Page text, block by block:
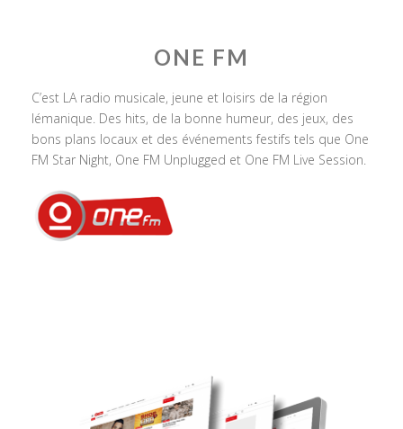
ONE FM
C’est LA radio musicale, jeune et loisirs de la région
lémanique. Des hits, de la bonne humeur, des jeux, des
bons plans locaux et des événements festifs tels que One
FM Star Night, One FM Unplugged et One FM Live Session.